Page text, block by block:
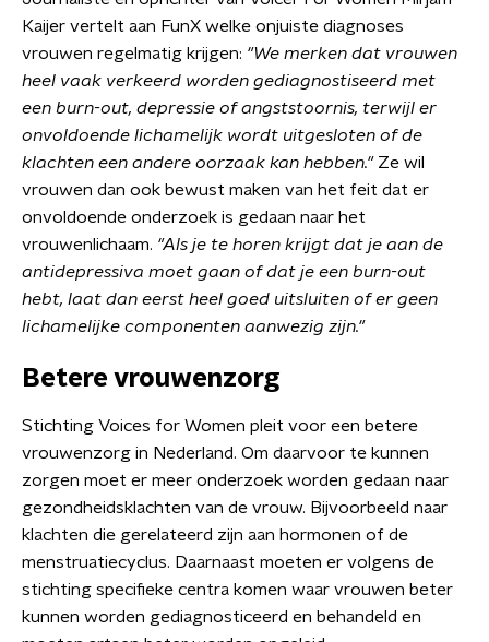
Kaijer vertelt aan FunX welke onjuiste diagnoses
vrouwen regelmatig krijgen: "We merken dat vrouwen
heel vaak verkeerd worden gediagnostiseerd met
een burn-out, depressie of angststoornis, terwijl er
onvoldoende lichamelijk wordt uitgesloten of de
klachten een andere oorzaak kan hebben."Ze wil
vrouwen dan ook bewust maken van het feit dat er
onvoldoende onderzoek is gedaan naar het
vrouwenlichaam. "Als je te horen krijgt dat je aan de
antidepressiva moet gaan of dat je een burn-out
hebt, laat dan eerst heel goed uitsluiten of er geen
lichamelijke componenten aanwezig zijn."
Betere vrouwenzorg
Stichting Voices for Women pleit voor een betere
vrouwenzorg in Nederland. Om daarvoor te kunnen
zorgen moet er meer onderzoek worden gedaan naar
gezondheidsklachten van de vrouw. Bijvoorbeeld naar
klachten die gerelateerd zijn aan hormonen of de
menstruatiecyclus. Daarnaast moeten er volgens de
stichting specifieke centra komen waar vrouwen beter
kunnen worden gediagnosticeerd en behandeld en